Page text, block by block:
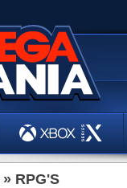
» RPG'S